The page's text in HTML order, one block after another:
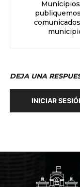
DEJA UNA
INICIAR